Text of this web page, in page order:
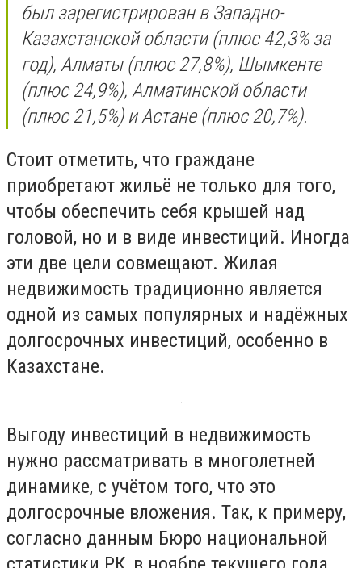
был зарегистрирован в Западно-
Казахстанской области (плюс 42,3% за
год), Алматы (плюс 27,8%), Шымкенте
(плюс 24,9%), Алматинской области
(плюс 21,5%) и Астане (плюс 20,7%).
Стоит отметить, что граждане
приобретают жильё не только для того,
чтобы обеспечить себя крышей над
головой, но и в виде инвестиций. Иногда
эти две цели совмещают. Жилая
недвижимость традиционно является
одной из самых популярных и надёжных
долгосрочных инвестиций, особенно в
Казахстане.
Выгоду инвестиций в недвижимость
нужно рассматривать в многолетней
динамике, с учётом того, что это
долгосрочные вложения. Так, к примеру,
согласно данным Бюро национальной